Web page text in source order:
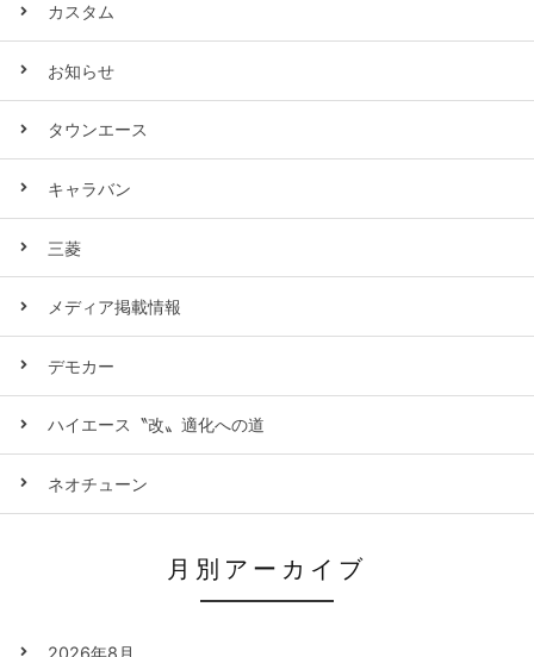
カスタム
お知らせ
タウンエース
キャラバン
三菱
メディア掲載情報
デモカー
ハイエース〝改〟適化への道
ネオチューン
月別アーカイブ
2026年8月